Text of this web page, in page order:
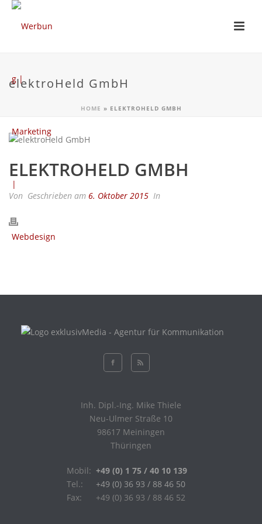
elektroHeld GmbH
HOME » ELEKTROHELD GMBH
ELEKTROHELD GMBH
Von Geschrieben am 6. Oktober 2015 In
Inh. Dipl.-Ing. Mike Thiele
Neu-Ulmer Straße 10
98617 Meiningen
Thüringen
Mobil: +49 (0) 1 75 / 40 10 139
Tel.:
+49 (0) 36 93 / 88 46 50
Fax:
+49 (0) 36 93 / 88 46 52